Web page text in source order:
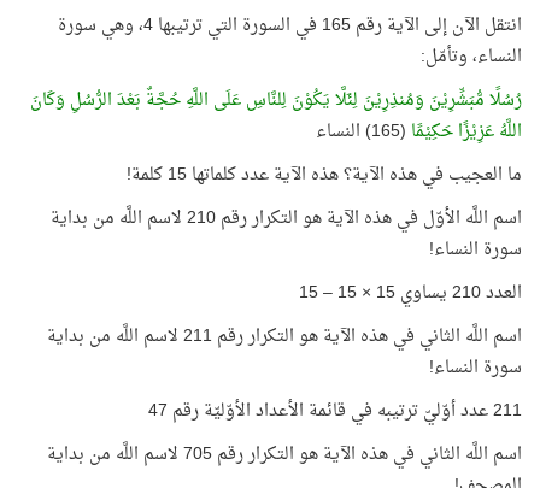
انتقل الآن إلى الآية رقم 165 في السورة التي ترتيبها 4، وهي سورة
النساء، وتأمّل:
رُسُلًا مُّبَشِّرِيْنَ وَمُنذِرِيْنَ لِئَلَّا يَكُوْنَ لِلنَّاسِ عَلَى اللَّهِ حُجَّةٌ بَعْدَ الرُّسُلِ وَكَانَ
اللَّهُ عَزِيْزًا حَكِيْمًا (165) النساء
ما العجيب في هذه الآية؟ هذه الآية عدد كلماتها 15 كلمة!
اسم اللَّه الأوّل في هذه الآية هو التكرار رقم 210 لاسم اللَّه من بداية
سورة النساء!
العدد 210 يساوي 15 × 15 – 15
اسم اللَّه الثاني في هذه الآية هو التكرار رقم 211 لاسم اللَّه من بداية
سورة النساء!
211 عدد أوّليّ ترتيبه في قائمة الأعداد الأوّليّة رقم 47
اسم اللَّه الثاني في هذه الآية هو التكرار رقم 705 لاسم اللَّه من بداية